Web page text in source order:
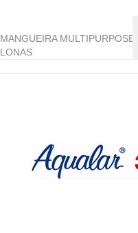
MANGUEIRA MULTIPURPOSE 2
LONAS